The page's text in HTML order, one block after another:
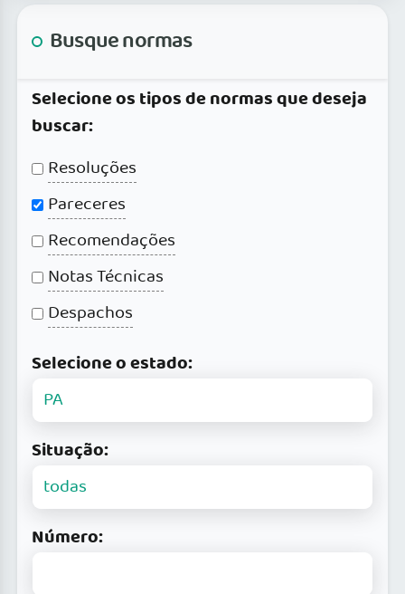
Busque normas
Selecione os tipos de normas que deseja
buscar:
Resoluções
Pareceres
Recomendações
Notas Técnicas
Despachos
Selecione o estado:
Situação:
Número: